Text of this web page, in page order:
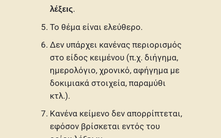
λέξεις.
Το θέμα είναι ελεύθερο.
Δεν υπάρχει κανένας περιορισμός
στο είδος κειμένου (π.χ. διήγημα,
ημερολόγιο, χρονικό, αφήγημα με
δοκιμιακά στοιχεία, παραμύθι
κτλ.).
Κανένα κείμενο δεν απορρίπτεται,
εφόσον βρίσκεται εντός του